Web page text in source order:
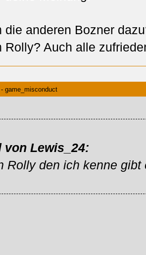
die anderen Bozner
Rolly? Auch alle
game_misconduct
von Lewis_24:
Rolly den ich kenne